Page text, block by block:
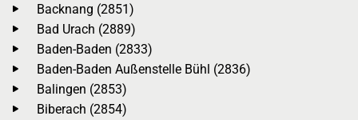
Backnang (2851)
Bad Urach (2889)
Baden-Baden (2833)
Baden-Baden Außenstelle Bühl (2836)
Balingen (2853)
Biberach (2854)